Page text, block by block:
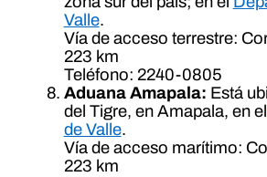
Valle.
Vía de acceso terrestre:
223 km
Teléfono: 2240-0805
Aduana Amapala: Está
del Tigre, en Amapala, en el
de Valle.
Vía de acceso marítimo:
223 km